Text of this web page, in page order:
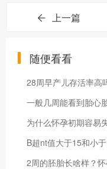
上一篇
随便看看
28周早产儿存活率高
为什么怀孕初期容易
B超nt值大于15和小
2周的胚胎长啥样？